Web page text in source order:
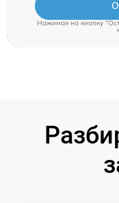
Нажимая на кнопку